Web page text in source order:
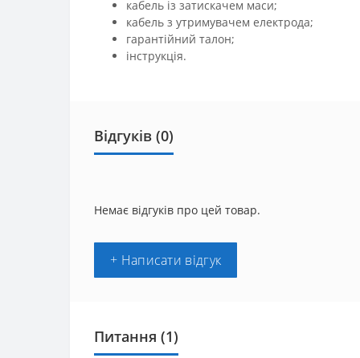
кабель із затискачем маси;
кабель з утримувачем електрода;
гарантійний талон;
інструкція.
Відгуків (0)
Немає відгуків про цей товар.
+ Написати відгук
Питання (1)